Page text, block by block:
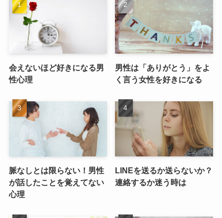
会えないほど好きになる男
性心理
男性は「ありがとう」をよ
く言う女性を好きになる
脈なしとは限らない！男性
が話したことを覚えてない
心理
LINEを送るか送らないか？
連絡するか迷う時は